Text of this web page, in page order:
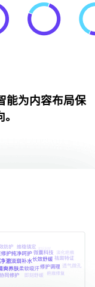
能为内容布局保